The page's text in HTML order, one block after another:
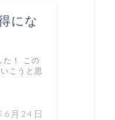
にな
6月24日
た！ この
こうと思